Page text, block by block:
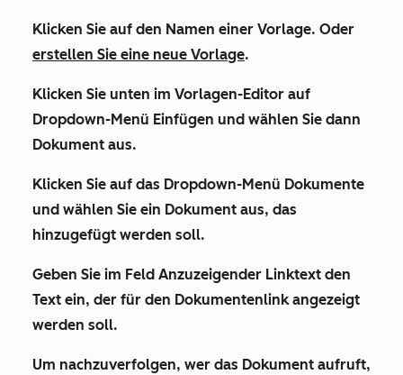
Klicken Sie auf den Namen einer Vorlage. Oder
erstellen Sie eine neue Vorlage.
Klicken Sie unten im Vorlagen-Editor auf
Dropdown-Menü Einfügen und wählen Sie dann
Dokument aus.
Klicken Sie auf das Dropdown-Menü Dokumente
und wählen Sie ein Dokument aus, das
hinzugefügt werden soll.
Geben Sie im Feld Anzuzeigender Linktext den
Text ein, der für den Dokumentenlink angezeigt
werden soll.
Um nachzuverfolgen, wer das Dokument aufruft,